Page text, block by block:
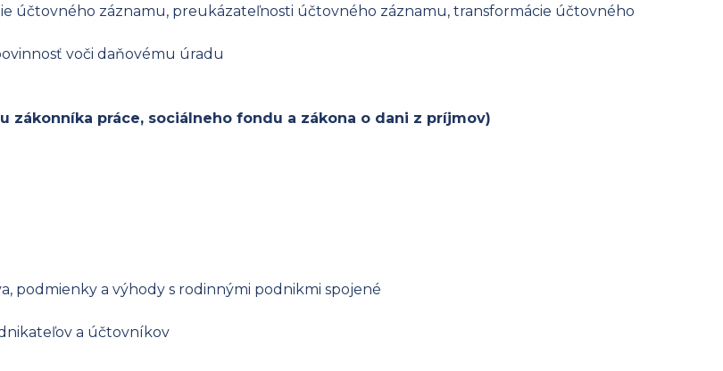
účtovného záznamu, preukázateľnosti účtovného záznamu, transformácie účtovného
voči daňovému úradu
zákonníka práce, sociálneho fondu a zákona o dani z príjmov)
podmienky a výhody s rodinnými podnikmi spojené
a účtovníkov